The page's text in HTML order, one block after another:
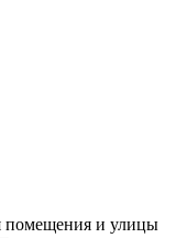
помещения и улицы